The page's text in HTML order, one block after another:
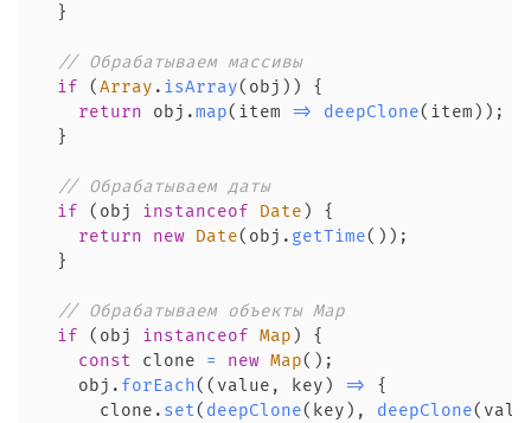
}
// Обрабатываем массивы
if
(Array . isArray( obj ) )
{
return obj .map( item => deepClone( item ) ) ;
}
// Обрабатываем даты
if
( obj instanceof Date )
{
return
new Date( obj . getTime( ) ) ;
}
// Обрабатываем объекты Map
if
( obj instanceof Map )
{
const clone = new Map( ) ;
    obj
. forEach( ( value , key ) =>
{
      clone
. set( deepClone( key ) , deepClone(